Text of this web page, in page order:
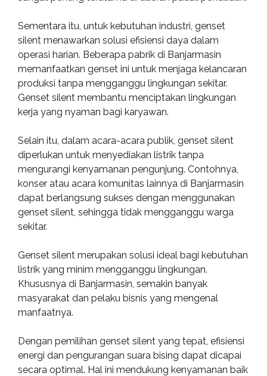
Sementara itu, untuk kebutuhan industri, genset
silent menawarkan solusi efisiensi daya dalam
operasi harian. Beberapa pabrik di Banjarmasin
memanfaatkan genset ini untuk menjaga kelancaran
produksi tanpa mengganggu lingkungan sekitar.
Genset silent membantu menciptakan lingkungan
kerja yang nyaman bagi karyawan.
Selain itu, dalam acara-acara publik, genset silent
diperlukan untuk menyediakan listrik tanpa
mengurangi kenyamanan pengunjung. Contohnya,
konser atau acara komunitas lainnya di Banjarmasin
dapat berlangsung sukses dengan menggunakan
genset silent, sehingga tidak mengganggu warga
sekitar.
Genset silent merupakan solusi ideal bagi kebutuhan
listrik yang minim mengganggu lingkungan.
Khususnya di Banjarmasin, semakin banyak
masyarakat dan pelaku bisnis yang mengenal
manfaatnya.
Dengan pemilihan genset silent yang tepat, efisiensi
energi dan pengurangan suara bising dapat dicapai
secara optimal. Hal ini mendukung kenyamanan baik